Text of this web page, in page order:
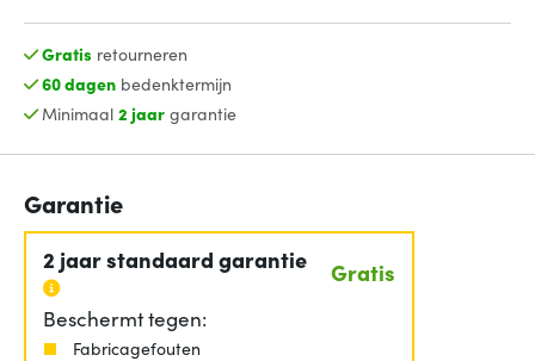
Gratis retourneren
60 dagenbedenktermijn
Minimaal 2 jaargarantie
Garantie
2 jaar standaard garantie Gratis
Beschermt tegen:
Fabricagefouten